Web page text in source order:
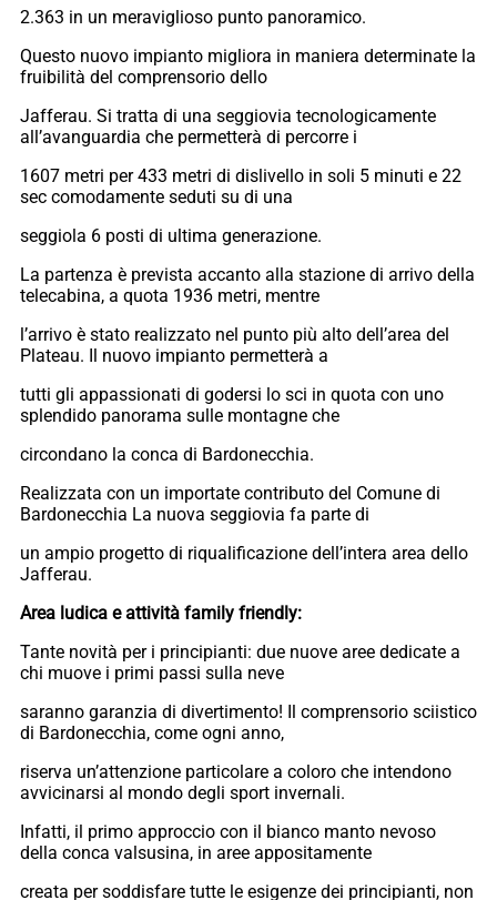
2.363 in un meraviglioso punto panoramico.
Questo nuovo impianto migliora in maniera determinate la
fruibilità del comprensorio dello
Jafferau. Si tratta di una seggiovia tecnologicamente
all’avanguardia che permetterà di percorre i
1607 metri per 433 metri di dislivello in soli 5 minuti e 22
sec comodamente seduti su di una
seggiola 6 posti di ultima generazione.
La partenza è prevista accanto alla stazione di arrivo della
telecabina, a quota 1936 metri, mentre
l’arrivo è stato realizzato nel punto più alto dell’area del
Plateau. Il nuovo impianto permetterà a
tutti gli appassionati di godersi lo sci in quota con uno
splendido panorama sulle montagne che
circondano la conca di Bardonecchia.
Realizzata con un importate contributo del Comune di
Bardonecchia La nuova seggiovia fa parte di
un ampio progetto di riqualificazione dell’intera area dello
Jafferau.
Area ludica e attività family friendly:
Tante novità per i principianti: due nuove aree dedicate a
chi muove i primi passi sulla neve
saranno garanzia di divertimento! Il comprensorio sciistico
di Bardonecchia, come ogni anno,
riserva un’attenzione particolare a coloro che intendono
avvicinarsi al mondo degli sport invernali.
Infatti, il primo approccio con il bianco manto nevoso
della conca valsusina, in aree appositamente
creata per soddisfare tutte le esigenze dei principianti, non